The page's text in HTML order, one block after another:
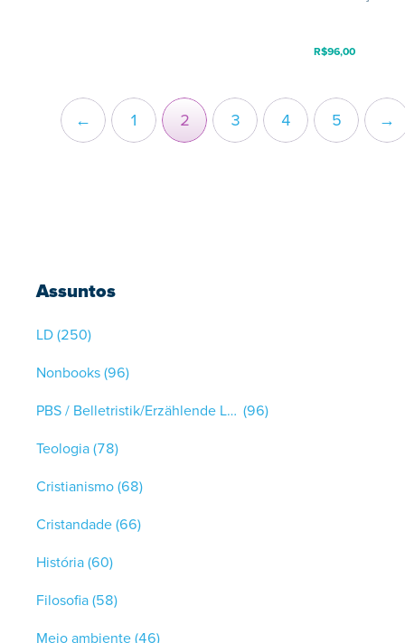
Assuntos
LD(250)
Nonbooks(96)
PBS / Belletristik/Erzählende Literatur (96)
Teologia(78)
Cristianismo(68)
Cristandade(66)
História(60)
Filosofia(58)
Meio ambiente(46)
R$96,00
← 1 2 3 4 5 →